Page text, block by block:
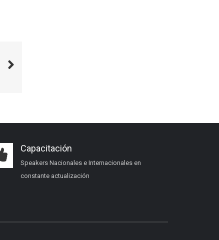
Certificación inmobiliaria
Capacitación
Speakers Nacionales e Internacionales en
constante actualización